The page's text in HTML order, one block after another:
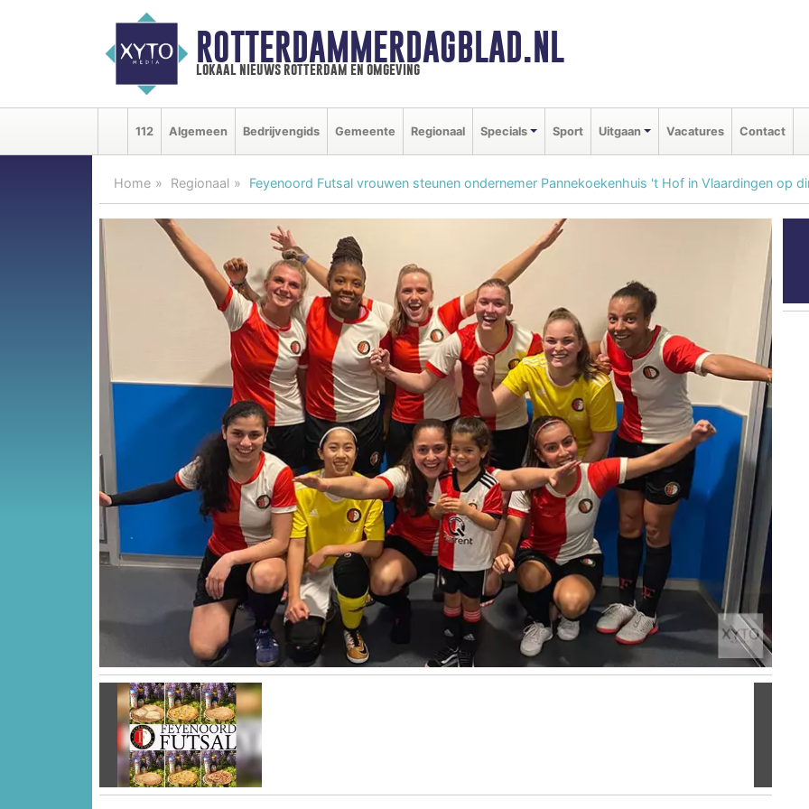
ROTTERDAMMERDAGBLAD.NL
lokaal nieuws rotterdam en omgeving
112 Algemeen Bedrijvengids Gemeente Regionaal Specials Sport Uitgaan Vacatures Contact
Home Regionaal Feyenoord Futsal vrouwen steunen ondernemer Pannekoekenhuis 't Hof in Vlaardingen op
Vorige